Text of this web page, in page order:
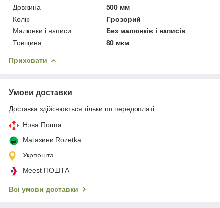
Довжина
500 мм
Колір
Прозорий
Малюнки і написи
Без малюнків і написів
Товщина
80 мкм
Приховати
Умови доставки
Доставка здійснюється тільки по передоплаті.
Нова Пошта
Магазини Rozetka
Укрпошта
Meest ПОШТА
Всі умови доставки